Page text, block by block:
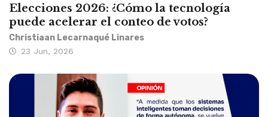
Elecciones 2026: ¿Cómo la tecnología
puede acelerar el conteo de votos?
Christiaan Lecarnaqué Linares
23 Jun, 2026